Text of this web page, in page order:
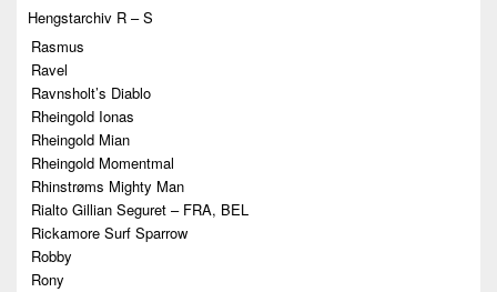
Hengstarchiv R – S
Rasmus
Ravel
Ravnsholt’s Diablo
Rheingold Ionas
Rheingold Mian
Rheingold Momentmal
Rhinstrøms Mighty Man
Rialto Gillian Seguret – FRA, BEL
Rickamore Surf Sparrow
Robby
Rony